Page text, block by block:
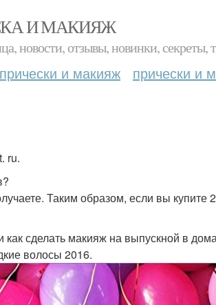
И МАКИЯЖ
новости, отзывы, новинки, секреты,
и макияж прически и
ru.
Таким образом, если вы купите
как сделать макияж на выпускной в
волосы 2016.